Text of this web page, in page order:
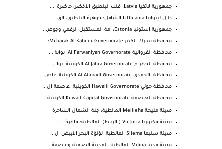
جمهورية لاتفيا Latvia: قلب البلطيق الأخضر، حاضرة ا...
دليل ليتوانيا Lithuania الشامل: جوهرة البلطيق، الق...
جمهورية استونيا Estonia: أمة المستقبل الرقمي وجوهر...
محافظة مبارك الكبير Mubarak Al-Kabeer Governorate:...
محافظة الفروانية Al Farwaniyah Governorate: بوابة ...
محافظة الجهراء Al Jahra Governorate الكويتية: بواب...
محافظة الأحمدي Al Ahmadi Governorate الكويتية: عاص...
محافظة حولي Hawalli Governorate الكويتية: عاصمة ال...
محافظة العاصمة Kuwait Capital Governorate الكويتية...
مدينة مليحة Mellieħa المالطية: جنة الشمال الساحرة
مدينة فكتوريا Victoria ( الرباط) المالطية: قاهرة ا...
مدينة سليما Sliema المالطية: لؤلؤة البحر الأبيض ال...
مدينة مدينا Mdina المالطية: المدينة الصامتة وعاصمة...